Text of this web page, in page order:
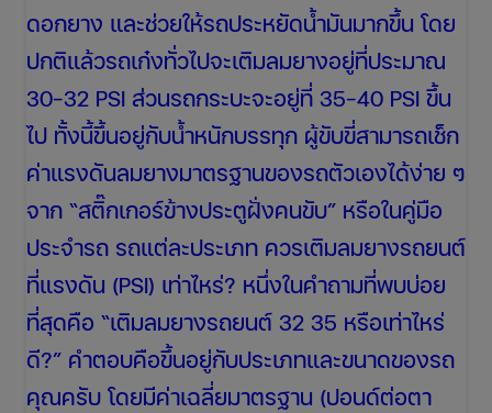
ดอกยาง และช่วยให้รถประหยัดน้ำมันมากขึ้น โดย
ปกติแล้วรถเก๋งทั่วไปจะเติมลมยางอยู่ที่ประมาณ
30-32 PSI ส่วนรถกระบะจะอยู่ที่ 35-40 PSI ขึ้น
ไป ทั้งนี้ขึ้นอยู่กับน้ำหนักบรรทุก ผู้ขับขี่สามารถเช็ก
ค่าแรงดันลมยางมาตรฐานของรถตัวเองได้ง่าย ๆ
จาก “สติ๊กเกอร์ข้างประตูฝั่งคนขับ” หรือในคู่มือ
ประจำรถ รถแต่ละประเภท ควรเติมลมยางรถยนต์
ที่แรงดัน (PSI) เท่าไหร่? หนึ่งในคำถามที่พบบ่อย
ที่สุดคือ “เติมลมยางรถยนต์ 32 35 หรือเท่าไหร่
ดี?” คำตอบคือขึ้นอยู่กับประเภทและขนาดของรถ
คุณครับ โดยมีค่าเฉลี่ยมาตรฐาน (ปอนด์ต่อตา